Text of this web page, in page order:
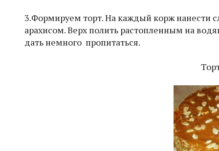
3.Формируем торт. На каждый корж нанести
арахисом. Верх полить растопленным на
дать немного пропитаться.